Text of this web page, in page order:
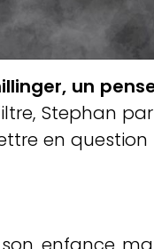
un
Stephan
en